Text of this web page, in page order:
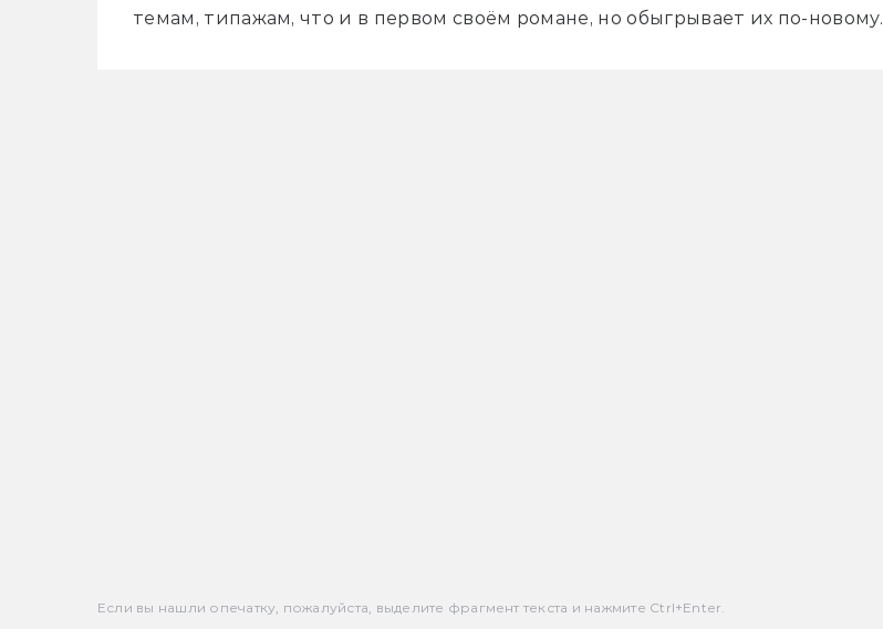
темам, типажам, что и в первом своём романе, но обыгрывает их по-новому.
Если вы нашли опечатку, пожалуйста, выделите фрагмент текста и нажмите Ctrl+Enter.